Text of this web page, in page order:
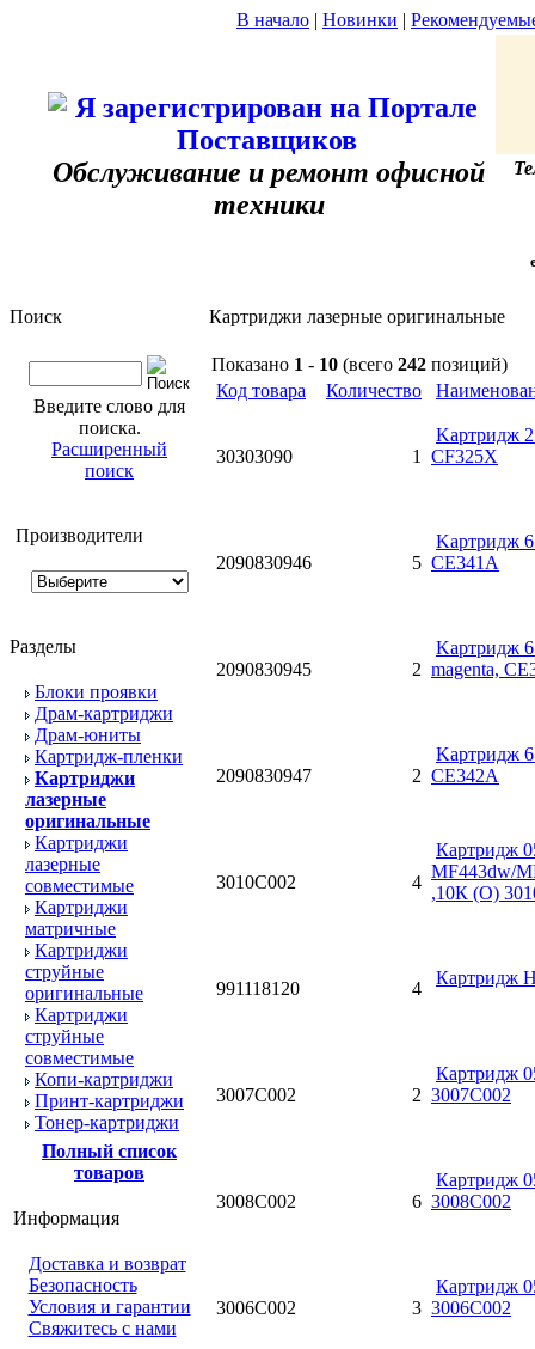
В начало | Новинки |
Обслуживание и ремонт офисной
техники
Поиск
Введите слово для
поиска.
Расширенный
поиск
Производители
Разделы
Блоки проявки
Драм-картриджи
Драм-юниты
Картридж-пленки
Картриджи
лазерные
оригинальные
Картриджи
лазерные
совместимые
Картриджи
матричные
Картриджи
струйные
оригинальные
Картриджи
струйные
совместимые
Копи-картриджи
Принт-картриджи
Тонер-картриджи
Полный список
товаров
Информация
Доставка и возврат
Безопасность
Условия и гарантии
Свяжитесь с нами
Картриджи лазерные оригинальные
Показано 1 - 10 (всего 242 позиций)
Код товара
Количество
30303090 1
Kартридж
CF325X
2090830946 5
Kартридж
CE341A
2090830945 2
Kартридж
magenta,
2090830947 2
Kартридж
CE342A
3010C002 4
Картридж
MF443dw/
,10К (О)
991118120 4
Картридж
3007C002 2
Картридж
3007C002
3008C002 6
Картридж
3008C002
3006C002 3
Картридж
3006C002